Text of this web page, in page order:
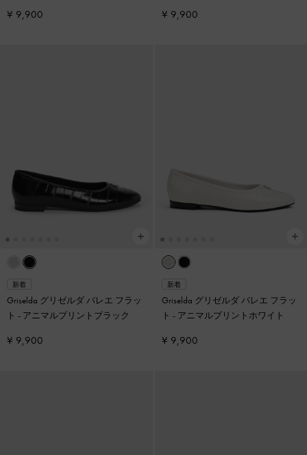
¥ 9,900 ¥ 9,900
新着
Griselda グリゼルダ バレエ フラッ
ト - アニマルプリントブラック
¥ 9,900
新着
Griselda グリゼルダ バレエ フラッ
ト - アニマルプリントホワイト
¥ 9,900